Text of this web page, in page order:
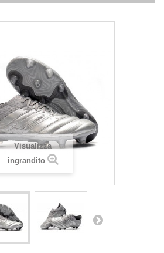
Visualizza
ingrandito